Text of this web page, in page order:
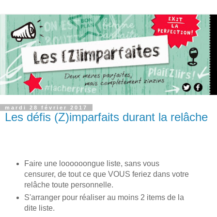
mardi 28 février 2017
Les défis (Z)imparfaits durant la relâche
Faire une loooooongue liste, sans vous
censurer, de tout ce que VOUS feriez dans votre
relâche toute personnelle.
S'arranger pour réaliser au moins 2 items de la
dite liste.